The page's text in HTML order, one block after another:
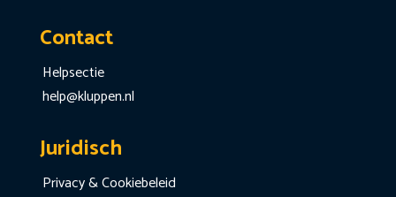
Contact
Helpsectie
help@kluppen.nl
Juridisch
Privacy & Cookiebeleid